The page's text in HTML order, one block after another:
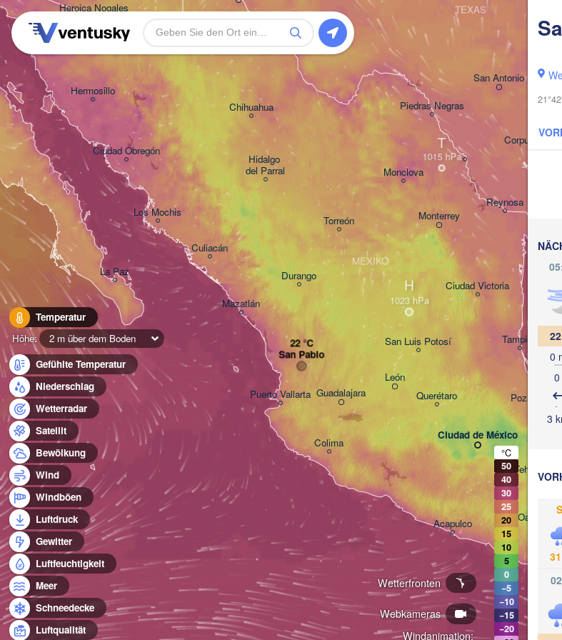
0
0
3
Temperatur
Höhe:
2 m über dem Boden
Gefühlte Temperatur
Niederschlag
Wetterradar
Satellit
Bewölkung
Wind
Windböen
Luftdruck
Gewitter
Luftfeuchtigkeit
Meer
Schneedecke
Luftqualität
Windanimation:
Webkameras
Wetterfronten
Culiacán
Chihuahua
Hermosillo
Durango
Torreón
Monclova
Heroica Nogales
La Paz
Ciudad Obregón
Los Mochis
Hidalgo
del Parral
Mazatlán
MEXIKO
Guadalajara
León
Puerto Vallarta
Colima
San Antonio
Monterrey
Reynosa
San Luis Potosí
Piedras Negras
Ciudad Victoria
Tampico
Corpus Christi
TEXAS
Ciudad de México
Acapulco
Querétaro Poza Rica
Oaxaca de
Tehuacán
San Pablo
T
H
°C
50
40
30
25
20
15
10
5
0
−5
−10
−15
−20